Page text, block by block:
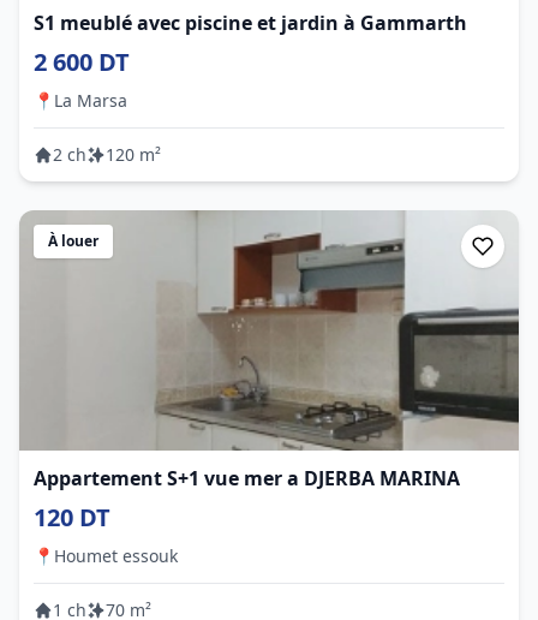
S1 meublé avec piscine et jardin à Gammarth
2 600 DT
📍 La Marsa
2 ch 120 m²
À louer
Appartement S+1 vue mer a DJERBA MARINA
120 DT
📍 Houmet essouk
1 ch 70 m²